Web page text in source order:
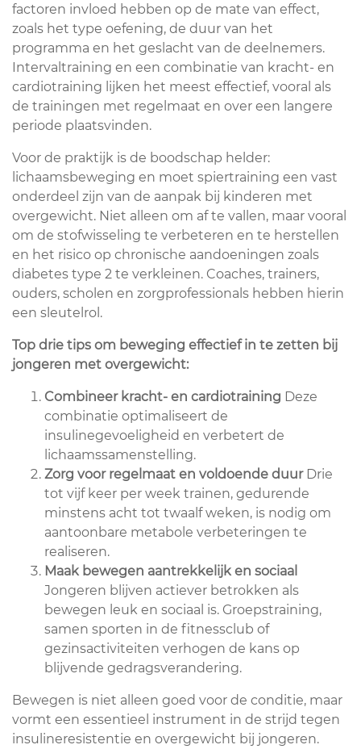
factoren invloed hebben op de mate van effect,
zoals het type oefening, de duur van het
programma en het geslacht van de deelnemers.
Intervaltraining en een combinatie van kracht- en
cardiotraining lijken het meest effectief, vooral als
de trainingen met regelmaat en over een langere
periode plaatsvinden.
Voor de praktijk is de boodschap helder:
lichaamsbeweging en moet spiertraining een vast
onderdeel zijn van de aanpak bij kinderen met
overgewicht. Niet alleen om af te vallen, maar vooral
om de stofwisseling te verbeteren en te herstellen
en het risico op chronische aandoeningen zoals
diabetes type 2 te verkleinen. Coaches, trainers,
ouders, scholen en zorgprofessionals hebben hierin
een sleutelrol.
Top drie tips om beweging effectief in te zetten bij
jongeren met overgewicht:
Combineer kracht- en cardiotraining Deze
combinatie optimaliseert de
insulinegevoeligheid en verbetert de
lichaamssamenstelling.
Zorg voor regelmaat en voldoende duurDrie
tot vijf keer per week trainen, gedurende
minstens acht tot twaalf weken, is nodig om
aantoonbare metabole verbeteringen te
realiseren.
Maak bewegen aantrekkelijk en sociaal
Jongeren blijven actiever betrokken als
bewegen leuk en sociaal is. Groepstraining,
samen sporten in de fitnessclub of
gezinsactiviteiten verhogen de kans op
blijvende gedragsverandering.
Bewegen is niet alleen goed voor de conditie, maar
vormt een essentieel instrument in de strijd tegen
insulineresistentie en overgewicht bij jongeren.